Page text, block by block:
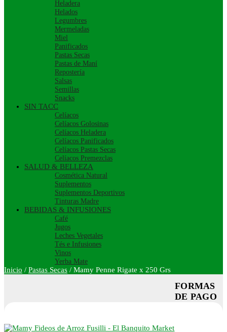
Heladera
Helados
Legumbres
Mermeladas
Miel
Panificados
Pastas Secas
Pastas de Maní
Repostería
Salsas
Semillas
Snacks
SIN TACC
Celíacos
Celíacos Golosinas
Celíacos Heladera
Celíacos Panificados
Celíacos Pastas Secas
Celíacos Premezclas
SALUD & BELLEZA
Cosmética Natural
Suplementos
Suplementos Deportivos
Tinturas Madre
BEBIDAS & INFUSIONES
Café
Jugos
Leches Vegetales
Tés e Infusiones
Vinos
Yerba Mate
Inicio / Pastas Secas / Mamy Penne Rigate x 250 Grs
FORMAS
DE PAGO